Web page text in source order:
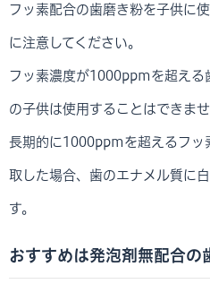
フッ素配合の歯磨き粉を子供に
に注意してください。
フッ素濃度が1000ppmを超える
の子供は使用することはできませ
長期的に1000ppmを超えるフッ
取した場合、歯のエナメル質に
す。
おすすめは発泡剤無配合の